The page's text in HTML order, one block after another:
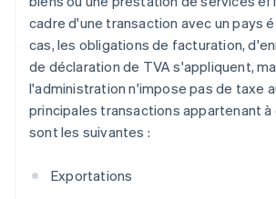
cadre d'une transaction avec un pays
cas, les obligations de facturation,
de déclaration de TVA s'appliquent,
l'administration n'impose pas de taxe
principales transactions appartenant
sont les suivantes :
Exportations